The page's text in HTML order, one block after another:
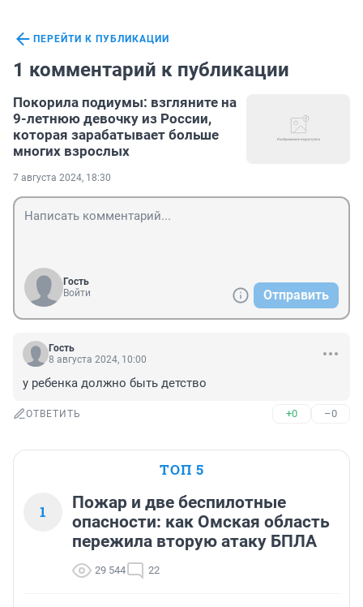
ПЕРЕЙТИ К ПУБЛИКАЦИИ
1 комментарий к публикации
Покорила подиумы: взгляните на
9-летнюю девочку из России,
которая зарабатывает больше
многих взрослых
7 августа 2024, 18:30
Гость
Войти
Отправить
Гость
8 августа 2024, 10:00
у ребенка должно быть детство
ОТВЕТИТЬ +0 –0
ТОП 5
1
Пожар и две беспилотные
опасности: как Омская область
пережила вторую атаку БПЛА
29 544 22